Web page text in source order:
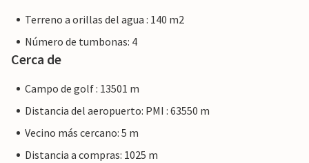
Terreno a orillas del agua : 140 m2
Número de tumbonas: 4
Cerca de
Campo de golf : 13501 m
Distancia del aeropuerto: PMI : 63550 m
Vecino más cercano: 5 m
Distancia a compras: 1025 m